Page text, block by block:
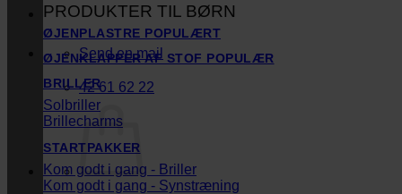
Send en mail
42 61 62 22
PRODUKTER TIL BØRN
ØJENPLASTRE
ØJENKLAPPER AF STOF
BRILLER
Solbriller
Brillecharms
STARTPAKKER
Kom godt i gang - Briller
Kom godt i gang - Synstræning